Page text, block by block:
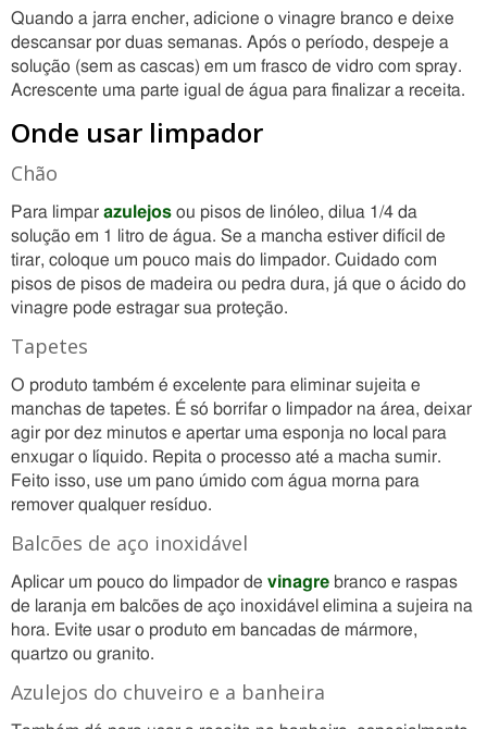
Quando a jarra encher, adicione o vinagre branco e deixe
descansar por duas semanas. Após o período, despeje a
solução (sem as cascas) em um frasco de vidro com spray.
Acrescente uma parte igual de água para finalizar a receita.
Onde usar limpador
Chão
Para limpar azulejos ou pisos de linóleo, dilua 1/4 da
solução em 1 litro de água. Se a mancha estiver difícil de
tirar, coloque um pouco mais do limpador. Cuidado com
pisos de pisos de madeira ou pedra dura, já que o ácido do
vinagre pode estragar sua proteção.
Tapetes
O produto também é excelente para eliminar sujeita e
manchas de tapetes. É só borrifar o limpador na área, deixar
agir por dez minutos e apertar uma esponja no local para
enxugar o líquido. Repita o processo até a macha sumir.
Feito isso, use um pano úmido com água morna para
remover qualquer resíduo.
Balcões de aço inoxidável
Aplicar um pouco do limpador de vinagre branco e raspas
de laranja em balcões de aço inoxidável elimina a sujeira na
hora. Evite usar o produto em bancadas de mármore,
quartzo ou granito.
Azulejos do chuveiro e a banheira